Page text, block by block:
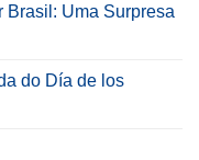
Brasil: Uma Surpresa
do Día de los